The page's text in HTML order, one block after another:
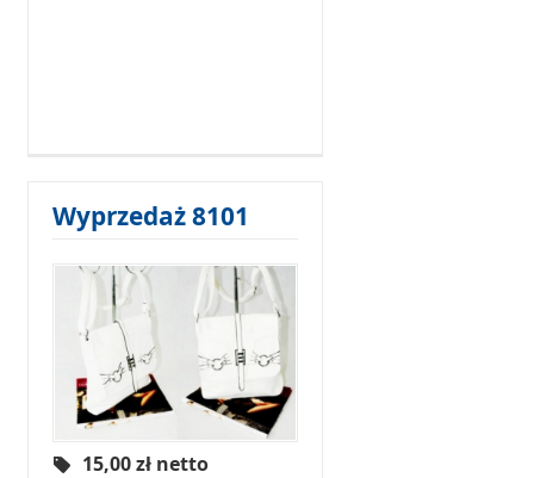
Wyprzedaż 8101
15,00zł netto